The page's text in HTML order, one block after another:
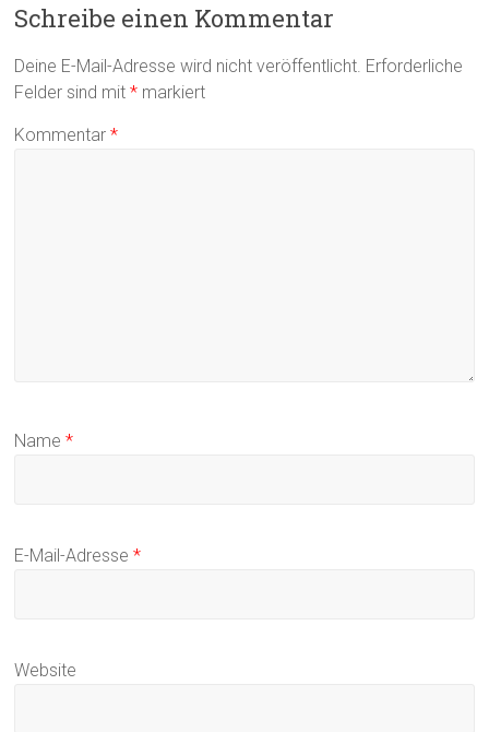
Schreibe einen Kommentar
Deine E-Mail-Adresse wird nicht veröffentlicht. Erforderliche
Felder sind mit* markiert
Kommentar*
Name*
E-Mail-Adresse*
Website